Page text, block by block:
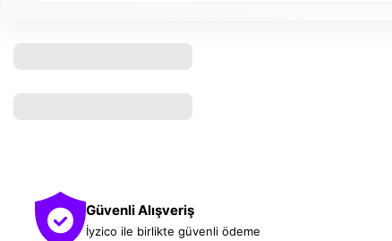
Güvenli Alışveriş
İyzico ile birlikte güvenli ödeme